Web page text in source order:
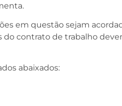
em questão sejam
do contrato de trabalho
abaixados: